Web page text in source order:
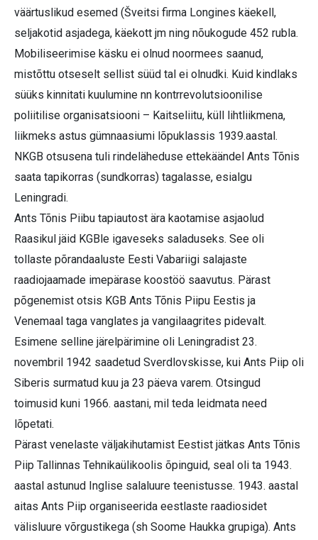
väärtuslikud esemed (Šveitsi firma Longines käekell,
seljakotid asjadega, käekott jm ning nõukogude 452 rubla.
Mobiliseerimise käsku ei olnud noormees saanud,
mistõttu otseselt sellist süüd tal ei olnudki. Kuid kindlaks
süüks kinnitati kuulumine nn kontrrevolutsioonilise
poliitilise organisatsiooni – Kaitseliitu, küll lihtliikmena,
liikmeks astus gümnaasiumi lõpuklassis 1939.aastal.
NKGB otsusena tuli rindeläheduse ettekäändel Ants Tõnis
saata tapikorras (sundkorras) tagalasse, esialgu
Leningradi.
Ants Tõnis Piibu tapiautost ära kaotamise asjaolud
Raasikul jäid KGBle igaveseks saladuseks. See oli
tollaste põrandaaluste Eesti Vabariigi salajaste
raadiojaamade imepärase koostöö saavutus. Pärast
põgenemist otsis KGB Ants Tõnis Piipu Eestis ja
Venemaal taga vanglates ja vangilaagrites pidevalt.
Esimene selline järelpärimine oli Leningradist 23.
novembril 1942 saadetud Sverdlovskisse, kui Ants Piip oli
Siberis surmatud kuu ja 23 päeva varem. Otsingud
toimusid kuni 1966. aastani, mil teda leidmata need
lõpetati.
Pärast venelaste väljakihutamist Eestist jätkas Ants Tõnis
Piip Tallinnas Tehnikaülikoolis õpinguid, seal oli ta 1943.
aastal astunud Inglise salaluure teenistusse. 1943. aastal
aitas Ants Piip organiseerida eestlaste raadiosidet
välisluure võrgustikega (sh Soome Haukka grupiga). Ants